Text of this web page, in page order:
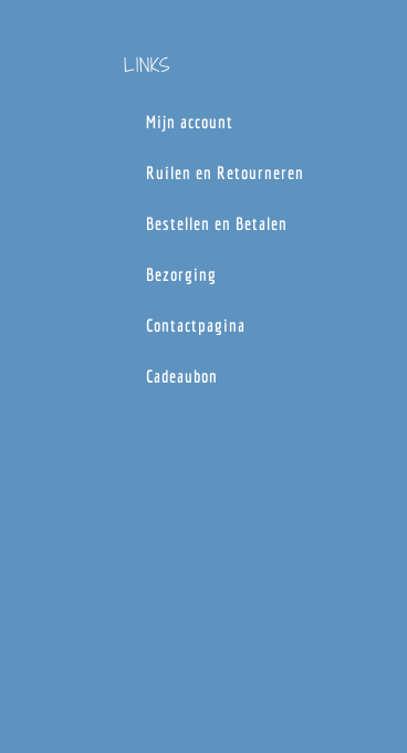
LINKS
Mijn account
Ruilen en Retourneren
Bestellen en Betalen
Bezorging
Contactpagina
Cadeaubon